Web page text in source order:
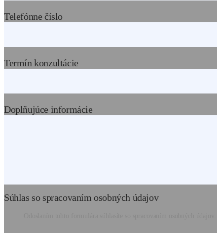
Telefónne číslo
Termín konzultácie
Doplňujúce informácie
Súhlas so spracovaním osobných údajov